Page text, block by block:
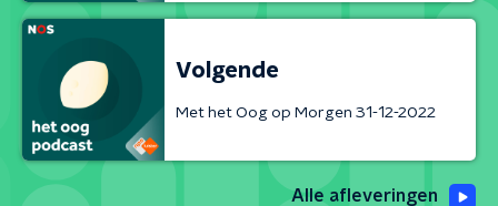
Volgende
Met het Oog op Morgen 31-12-2022
Alle afleveringen